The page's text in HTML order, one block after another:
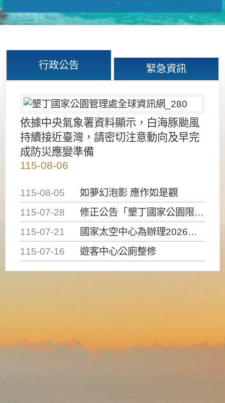
行政公告 緊急資訊
依據中央氣象署資料顯示，白海豚颱風
持續接近臺灣，請密切注意動向及早完
成防災應變準備
115-08-06
115-08-05
如夢幻泡影 應作如是觀
115-07-28
修正公告「墾丁國家公園限制水域遊憩活動之種類、範圍、時間及行為」，自即日生效。
115-07-21
國家太空中心為辦理2026台灣盃火箭競賽，陸、海、空域警戒及協調相關事宜，因颱風備案事宜
115-07-16
遊客中心公廁整修